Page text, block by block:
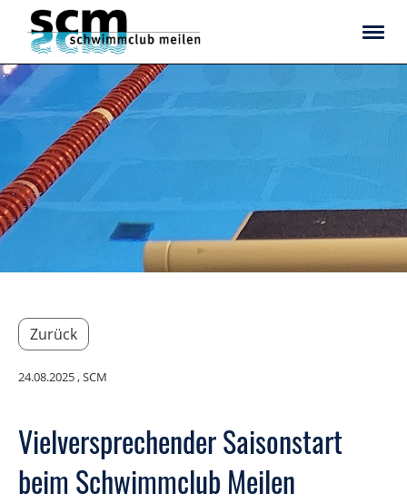
Zurück
24.08.2025, SCM
Vielversprechender Saisonstart
beim Schwimmclub Meilen